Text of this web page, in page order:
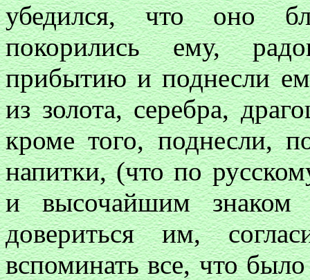
убедился, что оно
покорились ему,
прибытию и поднесли
из золота, серебра,
кроме того, поднесли,
напитки, (что по
и высочайшим
довериться им,
вспоминать все, что